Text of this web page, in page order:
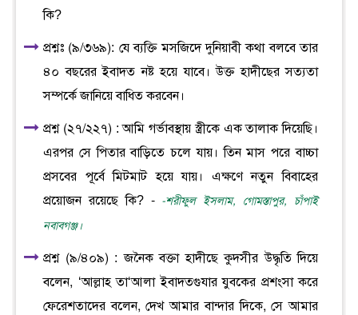
কি?
প্রশ্নঃ (৯/৩৬৯): যে ব্যক্তি মসজিদে দুনিয়াবী কথা বলবে তার
৪০ বছরের ইবাদত নষ্ট হয়ে যাবে। উক্ত হাদীছের সত্যতা
সম্পর্কে জানিয়ে বাধিত করবেন।
প্রশ্ন (২৭/২২৭) : আমি গর্ভাবস্থায় স্ত্রীকে এক তালাক দিয়েছি।
এরপর সে পিতার বাড়িতে চলে যায়। তিন মাস পরে বাচ্চা
প্রসবের পূর্বে মিটমাট হয়ে যায়। এক্ষণে নতুন বিবাহের
প্রয়োজন রয়েছে কি? - -শরীফুল ইসলাম, গোমস্তাপুর, চাঁপাই
নবাবগঞ্জ।
প্রশ্ন (৯/৪০৯) : জনৈক বক্তা হাদীছে কুদসীর উদ্ধৃতি দিয়ে
বলেন, ‘আল্লাহ তা‘আলা ইবাদতগুযার যুবকের প্রশংসা করে
ফেরেশতাদের বলেন, দেখ আমার বান্দার দিকে, সে আমার